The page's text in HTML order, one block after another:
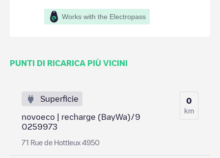
Works with the Electropass
PUNTI DI RICARICA PIÙ VICINI
Superficie
novoeco | recharge (BayWa)/9
0259973
71 Rue de Hottleux 4950
0
km